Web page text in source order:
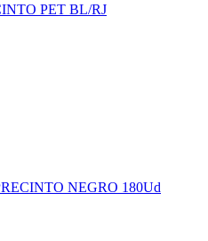
PET BL/RJ
NEGRO 180Ud